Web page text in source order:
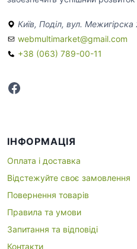
Київ, Поділ, вул. Межигірска
webmultimarket@gmail.com
+38 (063) 789-00-11
Facebook
ІНФОРМАЦІЯ
Оплата і доставка
Відстежуйте своє замовлення
Повернення товарів
Правила та умови
Запитання та відповіді
Контакти